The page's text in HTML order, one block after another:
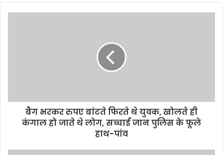
बैग भरकर रुपए बांटते फिरते थे युवक, खोलते ही
कंगाल हो जाते थे लोग, सच्चाई जान पुलिस के फूले
हाथ-पांव